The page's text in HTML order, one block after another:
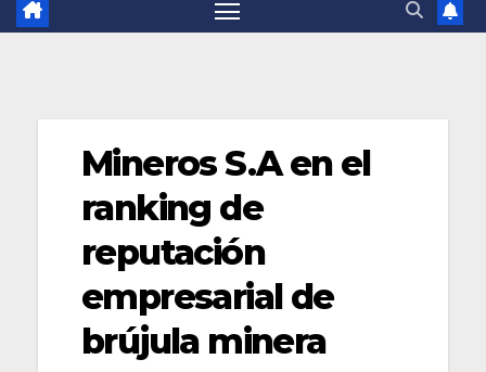
Mineros S.A en el
ranking de
reputación
empresarial de
brújula minera